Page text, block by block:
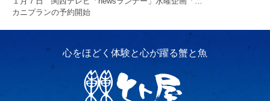
カニプランの予約開始